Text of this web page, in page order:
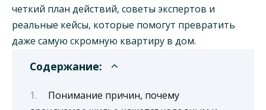
четкий план действий, советы экспертов и
реальные кейсы, которые помогут превратить
даже самую скромную квартиру в дом.
Содержание:
Понимание причин, почему